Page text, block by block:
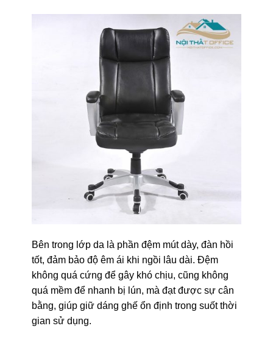
Bên trong lớp da là phần đệm mút dày, đàn hồi
tốt, đảm bảo độ êm ái khi ngồi lâu dài. Đệm
không quá cứng để gây khó chịu, cũng không
quá mềm để nhanh bị lún, mà đạt được sự cân
bằng, giúp giữ dáng ghế ổn định trong suốt thời
gian sử dụng.